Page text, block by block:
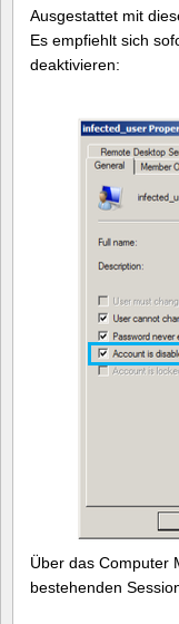
Ausgestattet mit
Es empfiehlt sich
deaktivieren:
Über das Computer
bestehenden